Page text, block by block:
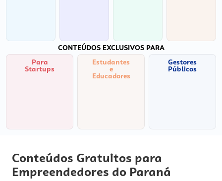
CONTEÚDOS EXCLUSIVOS PARA
Para
Startups
Estudantes
e
Educadores
Gestores
Públicos
Conteúdos Gratuitos para
Empreendedores do Paraná